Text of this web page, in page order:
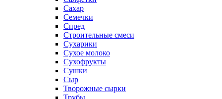
Сахар
Семечки
Спред
Строительные смеси
Сухарики
Сухое молоко
Сухофрукты
Сушки
Сыр
Творожные сырки
Трубы